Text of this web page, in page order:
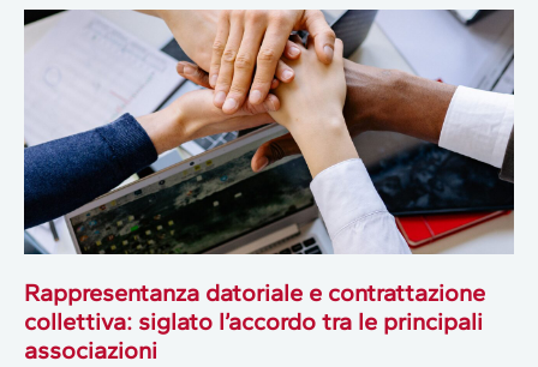
Rappresentanza datoriale e contrattazione
collettiva: siglato l’accordo tra le principali
associazioni